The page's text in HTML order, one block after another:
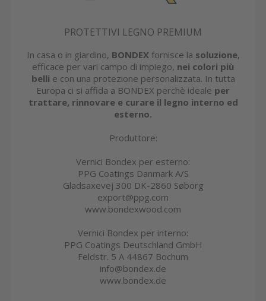
PROTETTIVI LEGNO PREMIUM
In casa o in giardino, BONDEXfornisce la soluzione,
efficace per vari campo di impiego, nei colori più
belli e con una protezione personalizzata. In tutta
Europa ci si affida a BONDEX perchè ideale per
trattare, rinnovare e curare il legno interno ed
esterno.
Produttore:
Vernici Bondex per esterno:
PPG Coatings Danmark A/S
Gladsaxevej 300 DK-2860 Søborg
export@ppg.com
www.bondexwood.com
Vernici Bondex per interno:
PPG Coatings Deutschland GmbH
Feldstr. 5 A 44867 Bochum
info@bondex.de
www.bondex.de